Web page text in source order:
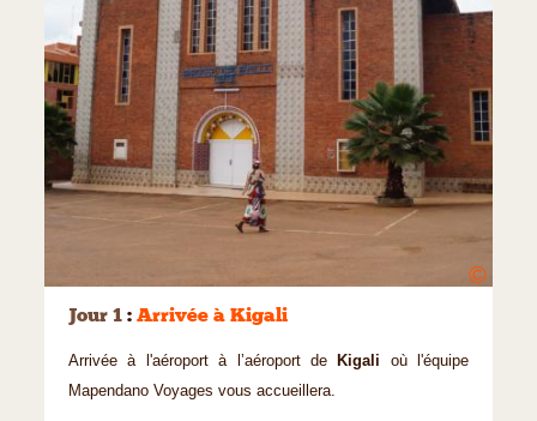
©
Jour 1 : Arrivée à Kigali
Arrivée à l'aéroport à l’aéroport de Kigali où l'équipe
Mapendano Voyages vous accueillera.